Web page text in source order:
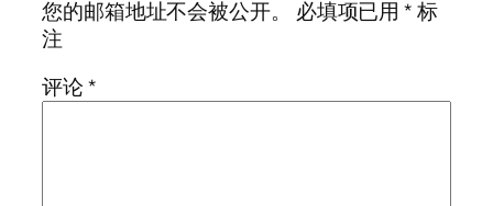
您的邮箱地址不会被公开。
必填项已用*标
注
评论*